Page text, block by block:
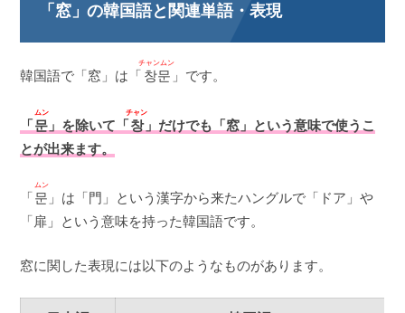
「窓」の韓国語と関連単語・表現
韓国語で「窓」は「 창문
チャンムン
」です。
「문
ムン
」を除いて「창
チャン
」だけでも「窓」という意味で使うこ
とが出来ます。
「문
ムン
」は「門」という漢字から来たハングルで「ドア」や
「扉」という意味を持った韓国語です。
窓に関した表現には以下のようなものがあります。